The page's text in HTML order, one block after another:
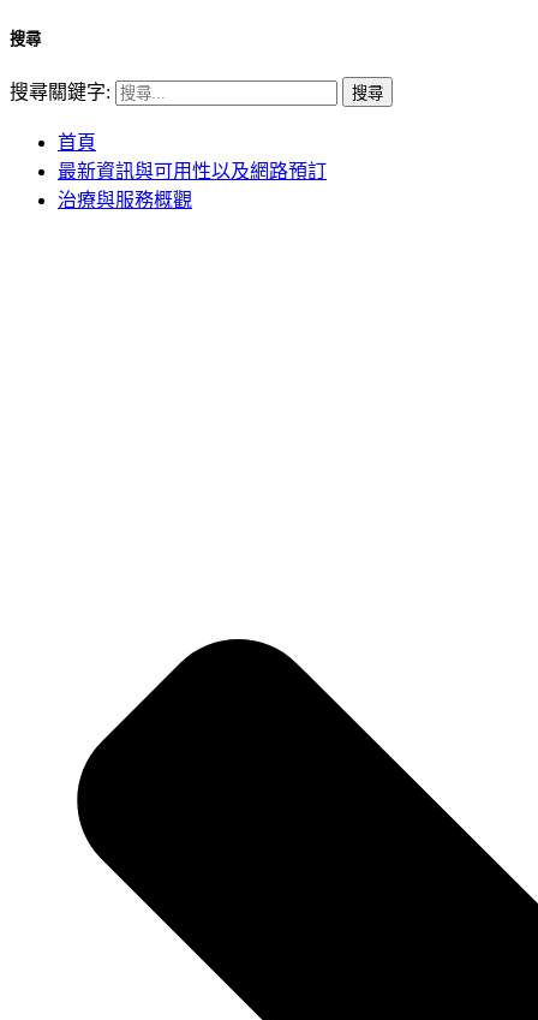
搜尋
搜尋關鍵字:
首頁
最新資訊與可用性以及網路預訂
治療與服務概觀